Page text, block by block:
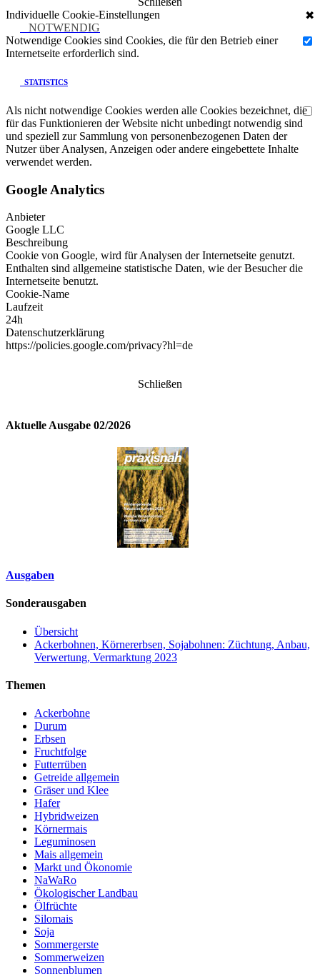
Individuelle Cookie-Einstellungen
✖
NOTWENDIG
Notwendige Cookies sind Cookies, die für den Betrieb einer
Internetseite erforderlich sind.
STATISTICS
Als nicht notwendige Cookies werden alle Cookies bezeichnet, die
für das Funktionieren der Website nicht unbedingt notwendig sind
und speziell zur Sammlung von personenbezogenen Daten der
Nutzer über Analysen, Anzeigen oder andere eingebettete Inhalte
verwendet werden.
Google Analytics
Anbieter
Google LLC
Beschreibung
Cookie von Google, wird für Analysen der Internetseite genutzt.
Enthalten sind allgemeine statistische Daten, wie der Besucher die
Internetseite benutzt.
Cookie-Name
Laufzeit
24h
Datenschutzerklärung
https://policies.google.com/privacy?hl=de
Schließen
Aktuelle Ausgabe 02/2026
Ausgaben
Sonderausgaben
Übersicht
Ackerbohnen, Körnererbsen, Sojabohnen: Züchtung, Anbau,
Verwertung, Vermarktung 2023
Themen
Ackerbohne
Durum
Erbsen
Fruchtfolge
Futterrüben
Getreide allgemein
Gräser und Klee
Hafer
Hybridweizen
Körnermais
Leguminosen
Mais allgemein
Markt und Ökonomie
NaWaRo
Ökologischer Landbau
Ölfrüchte
Silomais
Soja
Sommergerste
Sommerweizen
Sonnenblumen